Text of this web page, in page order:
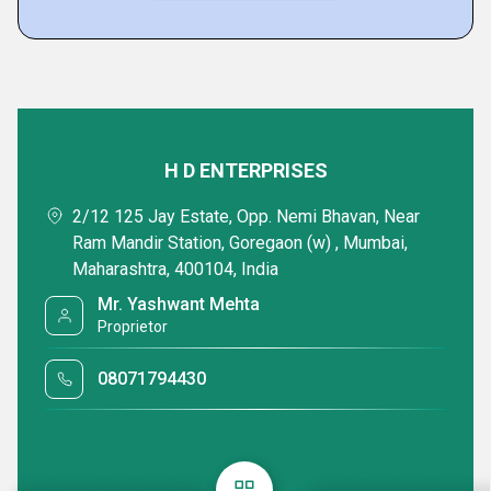
Acrylic LED Sign Board
₹ 600 आईएनआर /Square Foot
H D ENTERPRISES
2/12 125 Jay Estate, Opp. Nemi Bhavan, Near
Ram Mandir Station, Goregaon (w) , Mumbai,
Maharashtra, 400104, India
Mr. Yashwant Mehta
Proprietor
08071794430